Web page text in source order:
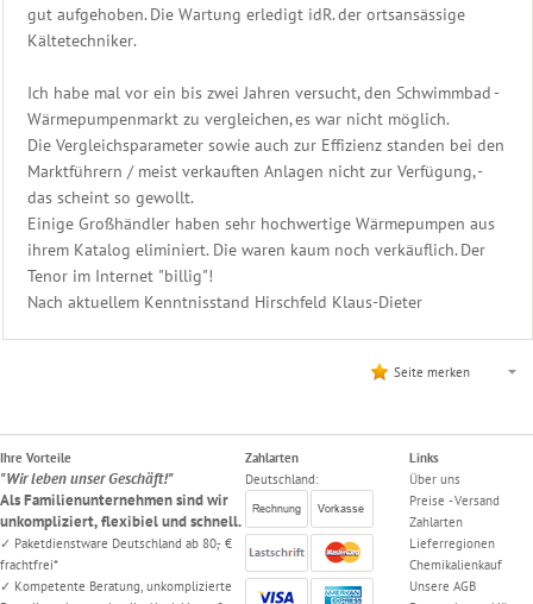
gut aufgehoben. Die Wartung erledigt idR. der ortsansässige
Kältetechniker.
Ich habe mal vor ein bis zwei Jahren versucht, den Schwimmbad -
Wärmepumpenmarkt zu vergleichen, es war nicht möglich.
Die Vergleichsparameter sowie auch zur Effizienz standen bei den
Marktführern / meist verkauften Anlagen nicht zur Verfügung, -
das scheint so gewollt.
Einige Großhändler haben sehr hochwertige Wärmepumpen aus
ihrem Katalog eliminiert. Die waren kaum noch verkäuflich. Der
Tenor im Internet "billig"!
Nach aktuellem Kenntnisstand Hirschfeld Klaus-Dieter
Seite merken
Ihre Vorteile
"Wir leben unser Geschäft!"
Als Familienunternehmen sind wir
unkompliziert, flexibiel und schnell.
✓ Paketdienstware Deutschland ab 80,- €
frachtfrei*
✓ Kompetente Beratung, unkomplizierte
Zahlarten
Deutschland:
Links
Über uns
Preise - Versand
Zahlarten
Lieferregionen
Chemikalienkauf
Unsere AGB